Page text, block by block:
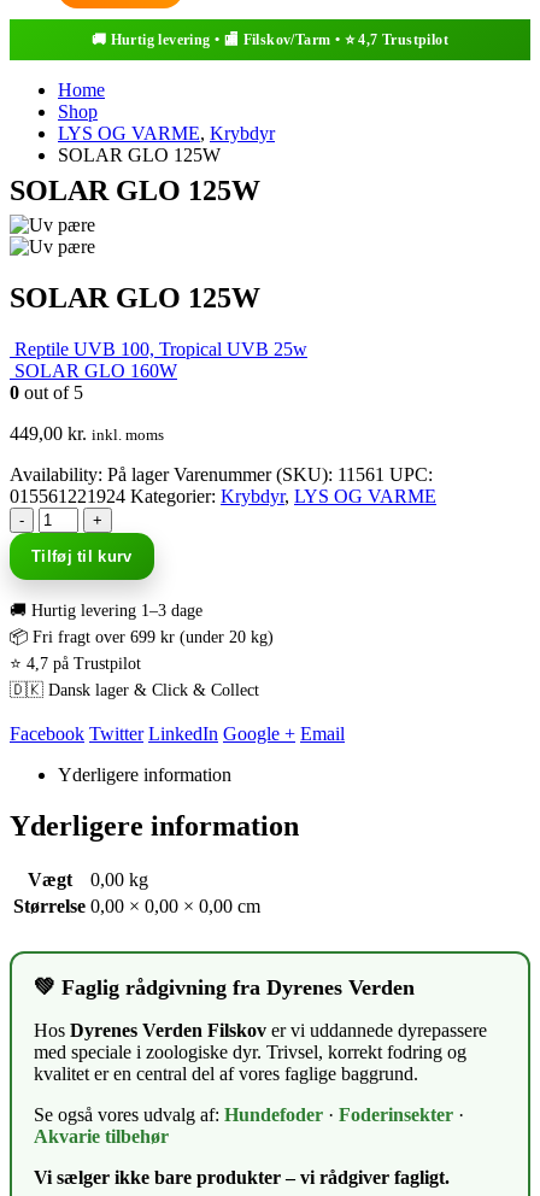
Home
Shop
LYS OG VARME, Krybdyr
SOLAR GLO 125W
SOLAR GLO 125W
SOLAR GLO 125W
Reptile UVB 100, Tropical UVB 25w
SOLAR GLO 160W
0 out of 5
449,00 kr. inkl. moms
Availability: På lager Varenummer (SKU): 11561 UPC:
015561221924 Kategorier: Krybdyr, LYS OG VARME
-
+
Tilføj til kurv
🚚 Hurtig levering 1–3 dage
📦 Fri fragt over 699 kr (under 20 kg)
⭐ 4,7 på Trustpilot
🇩🇰 Dansk lager & Click & Collect
Facebook Twitter LinkedIn Google + Email
Yderligere information
Yderligere information
Vægt
0,00 kg
Størrelse 0,00 × 0,00 × 0,00 cm
💚 Faglig rådgivning fra Dyrenes Verden
Hos Dyrenes Verden Filskov er vi uddannede dyrepassere
med speciale i zoologiske dyr. Trivsel, korrekt fodring og
kvalitet er en central del af vores faglige baggrund.
Se også vores udvalg af: Hundefoder · Foderinsekter ·
Akvarie tilbehør
Vi sælger ikke bare produkter – vi rådgiver fagligt.